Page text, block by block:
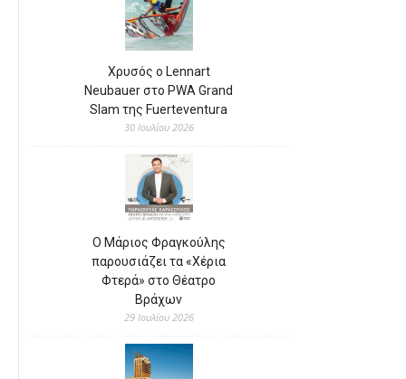
Χρυσός ο Lennart
Neubauer στο PWA Grand
Slam της Fuerteventura
30 Ιουλίου 2026
Ο Μάριος Φραγκούλης
παρουσιάζει τα «Χέρια
Φτερά» στο Θέατρο
Βράχων
29 Ιουλίου 2026